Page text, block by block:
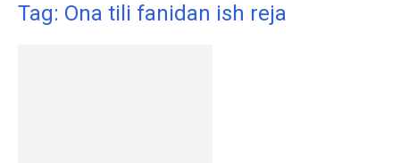
Tag: Ona tili fanidan ish reja